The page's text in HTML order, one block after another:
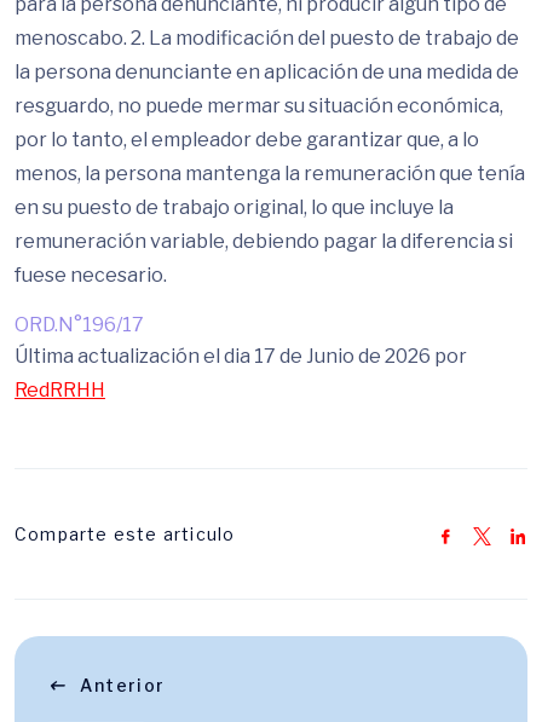
menoscabo. 2. La modificación del puesto de trabajo de
la persona denunciante en aplicación de una medida de
resguardo, no puede mermar su situación económica,
por lo tanto, el empleador debe garantizar que, a lo
menos, la persona mantenga la remuneración que tenía
en su puesto de trabajo original, lo que incluye la
remuneración variable, debiendo pagar la diferencia si
fuese necesario.
ORD.N°196/17
Última actualización el dia 17 de Junio de 2026 por
RedRRHH
Comparte este articulo
Anterior